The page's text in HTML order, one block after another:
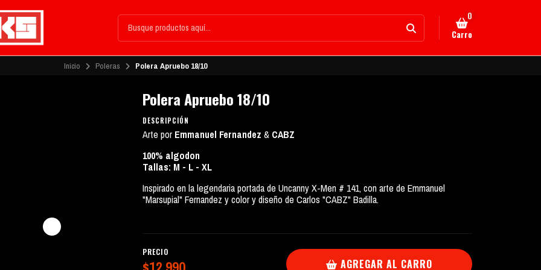
0
Carro
Inicio Poleras Polera Apruebo 18/10
Polera Apruebo 18/10
DESCRIPCIÓN
Arte por Emmanuel Fernandez & CABZ
100% algodon
Tallas: M - L - XL
Inspirado en la legendaria portada de Uncanny X-Men # 141, con arte de Emmanuel
"Marsupial" Fernandez y color y diseño de Carlos "CABZ" Badilla.
PRECIO
AGREGAR AL CARRO